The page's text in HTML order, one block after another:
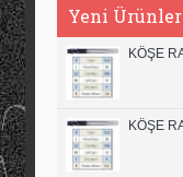
Yeni Ürünler